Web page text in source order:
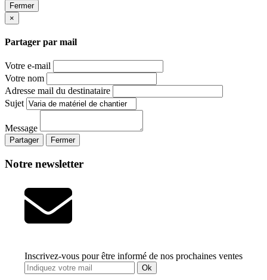
Fermer
×
Partager par mail
Votre e-mail
Votre nom
Adresse mail du destinataire
Sujet
Message
Partager Fermer
Notre newsletter
Inscrivez-vous pour être informé de nos prochaines ventes
Ok